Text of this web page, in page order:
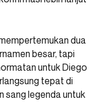
dua
besar, tapi
untuk Diego
tepat di
sang legenda untuk